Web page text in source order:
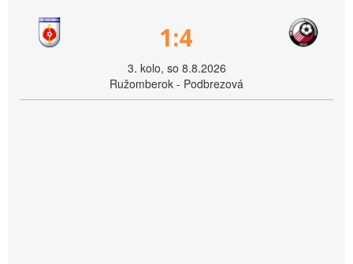
1:4
3. kolo, so 8.8.2026
Ružomberok - Podbrezová